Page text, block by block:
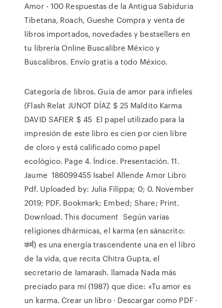
Amor - 100 Respuestas de la Antigua Sabiduria
Tibetana, Roach, Gueshe Compra y venta de
libros importados, novedades y bestsellers en
tu librería Online Buscalibre México y
Buscalibros. Envío gratis a todo México.
Categoría de libros. Guía de amor para infieles
(Flash Relat JUNOT DÍAZ $ 25 Maldito Karma
DAVID SAFIER $ 45 El papel utilizado para la
impresión de este libro es cien por cien libre
de cloro y está calificado como papel
ecológico. Page 4. Índice. Presentación. 11.
Jaume 186099455 Isabel Allende Amor Libro
Pdf. Uploaded by: Julia Filippa; 0; 0. November
2019; PDF. Bookmark; Embed; Share; Print.
Download. This document Según varias
religiones dhármicas, el karma (en sánscrito:
कर्म) es una energía trascendente una en el libro
de la vida, que recita Chitra Gupta, el
secretario de Iamarash. llamada Nada más
preciado para mí (1987) que dice: «Tu amor es
un karma. Crear un libro · Descargar como PDF ·